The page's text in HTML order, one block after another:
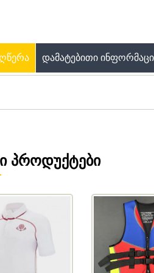
ᲓᲐᲛᲐᲢᲔᲑᲘᲗᲘ
ᲞᲠᲝᲓᲣᲥᲢᲔᲑᲘ